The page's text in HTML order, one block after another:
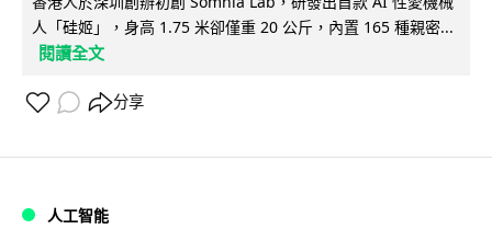
人「硅姬」，身高 1.75 米卻僅重 20 公斤，內置 165 種親密...
閱讀全文
分享
人工智能